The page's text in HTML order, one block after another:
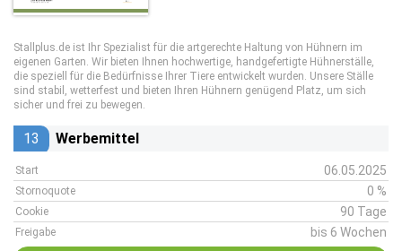
Stallplus.de ist Ihr Spezialist für die artgerechte Haltung von Hühnern im
eigenen Garten. Wir bieten Ihnen hochwertige, handgefertigte Hühnerställe,
die speziell für die Bedürfnisse Ihrer Tiere entwickelt wurden. Unsere Ställe
sind stabil, wetterfest und bieten Ihren Hühnern genügend Platz, um sich
sicher und frei zu bewegen.
13 Werbemittel
Start 06.05.2025
Stornoquote 0 %
Cookie 90 Tage
Freigabe bis 6 Wochen